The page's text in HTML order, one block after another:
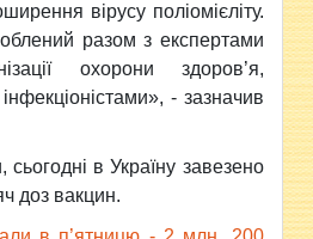
вірусу поліомієліту.
разом з експертами
охорони здоров’я,
- зазначив
в Україну завезено
доз вакцин.